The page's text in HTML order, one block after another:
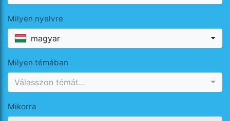
Milyen nyelvre
magyar
Milyen témában
Válasszon témát...
Mikorra